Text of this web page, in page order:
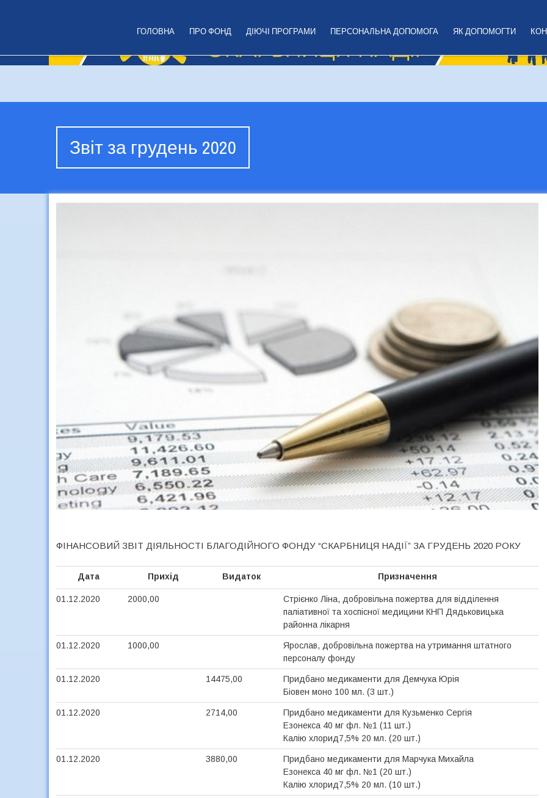
ГОЛОВНА ПРО ФОНД ДІЮЧІ ПРОГРАМИ ПЕРСОНАЛЬНА ДОПОМОГА ЯК ДОПОМОГТИ
Звіт за грудень 2020
ФІНАНСОВИЙ ЗВІТ ДІЯЛЬНОСТІ БЛАГОДІЙНОГО ФОНДУ “СКАРБНИЦЯ НАДІЇ” ЗА ГРУДЕНЬ 2020 РОКУ
Дата Прихід Видаток Призначення
01.12.2020 2000,00
Стрієнко Ліна, добровільна пожертва для відділення
паліативної та хоспісної медицини КНП Дядьковицька
районна лікарня
01.12.2020 1000,00
Ярослав, добровільна пожертва на утримання штатного
персоналу фонду
01.12.2020 14475,00
Придбано медикаменти для Демчука Юрія
Біовен моно 100 мл. (3 шт.)
01.12.2020 2714,00
Придбано медикаменти для Кузьменко Сергія
Езонекса 40 мг фл. №1 (11 шт.)
Калію хлорид7,5% 20 мл. (20 шт.)
01.12.2020 3880,00
Придбано медикаменти для Марчука Михайла
Езонекса 40 мг фл. №1 (20 шт.)
Калію хлорид7,5% 20 мл. (10 шт.)